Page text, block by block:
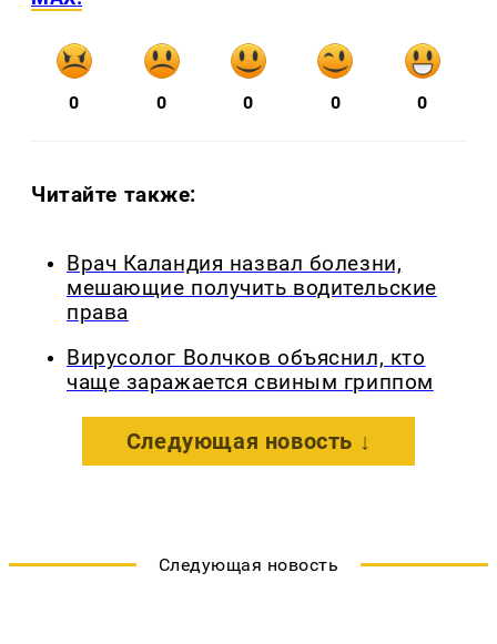
0 0 0 0 0
Читайте также:
Врач Каландия назвал болезни,
мешающие получить водительские
права
Вирусолог Волчков объяснил, кто
чаще заражается свиным гриппом
Следующая новость ↓
Следующая новость